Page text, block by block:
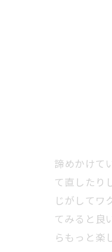
諦めかけて
て直したり
じがしてワ
てみると良
らもっと楽